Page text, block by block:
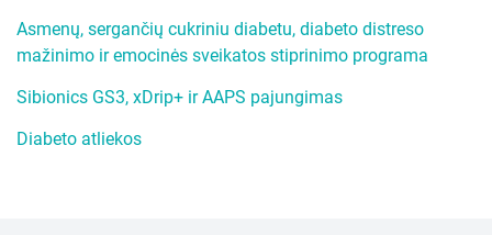
Asmenų, sergančių cukriniu diabetu, diabeto distreso
mažinimo ir emocinės sveikatos stiprinimo programa
Sibionics GS3, xDrip+ ir AAPS pajungimas
Diabeto atliekos